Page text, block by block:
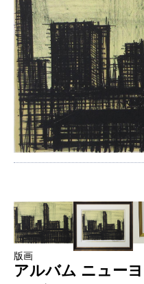
版画
アルバム ニュー